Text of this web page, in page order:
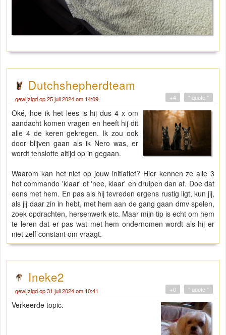
Dutchshepherdteam
gewijzigd op 25 juli 2024 om 14:09 " quote "
+4
Oké, hoe ik het lees is hij dus 4 x om
aandacht komen vragen en heeft hij dit
alle 4 de keren gekregen. Ik zou ook
door blijven gaan als ik Nero was, er
wordt tenslotte altijd op in gegaan.
Waarom kan het niet op jouw initiatief? Hier kennen ze alle 3
het commando 'klaar' of 'nee, klaar' en druipen dan af. Doe dat
eens met hem. En pas als hij tevreden ergens rustig ligt, kun jij,
als jij daar zin in hebt, met hem aan de gang gaan dmv spelen,
zoek opdrachten, hersenwerk etc. Maar mijn tip is echt om hem
te leren dat er pas wat met hem ondernomen wordt als hij er
niet zelf constant om vraagt.
Ineke2
gewijzigd op 31 juli 2024 om 10:41 " quote "
+0
Verkeerde topic.